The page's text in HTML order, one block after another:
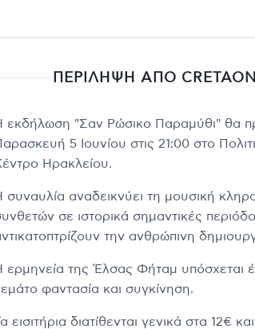
ΠΕΡΙΛΗΨΗ ΑΠΟ
εκδήλωση "Σαν Ρώσικο Παραμύθι" θα
5 Ιουνίου στις 21:00 στο
Ηρακλείου.
συναυλία αναδεικνύει τη μουσική
σε ιστορικά σημαντικές
την ανθρώπινη
ερμηνεία της Έλσας Φήταμ υπόσχεται
φαντασία και συγκίνηση.
εισιτήρια διατίθενται γενικά στα 12€